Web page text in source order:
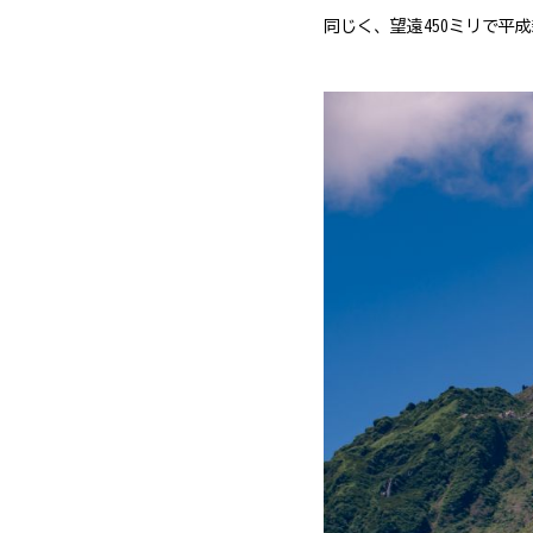
同じく、望遠450ミリで平